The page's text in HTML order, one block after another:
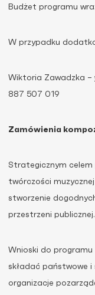
Budżet programu
W przypadku
Wiktoria Zawadzka –
887 507 019
Zamówienia
Strategicznym celem
twórczości
stworzenie
przestrzeni publicznej.
Wnioski do
składać państwowe
organizacje